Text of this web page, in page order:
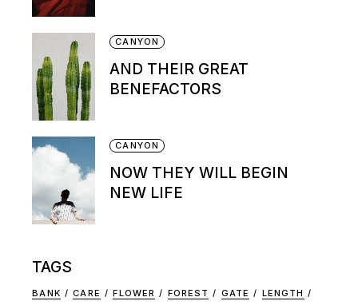
CANYON
AND THEIR GREAT
BENEFACTORS
CANYON
NOW THEY WILL BEGIN
NEW LIFE
TAGS
BANK CARE FLOWER FOREST GATE
LENGTH